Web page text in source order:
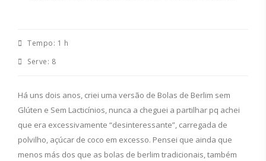
Tempo: 1 h
Serve: 8
Há uns dois anos, criei uma versão de Bolas de Berlim sem
Glúten e Sem Lacticínios, nunca a cheguei a partilhar pq achei
que era excessivamente “desinteressante”, carregada de
polvilho, açúcar de coco em excesso. Pensei que ainda que
menos más dos que as bolas de berlim tradicionais, também